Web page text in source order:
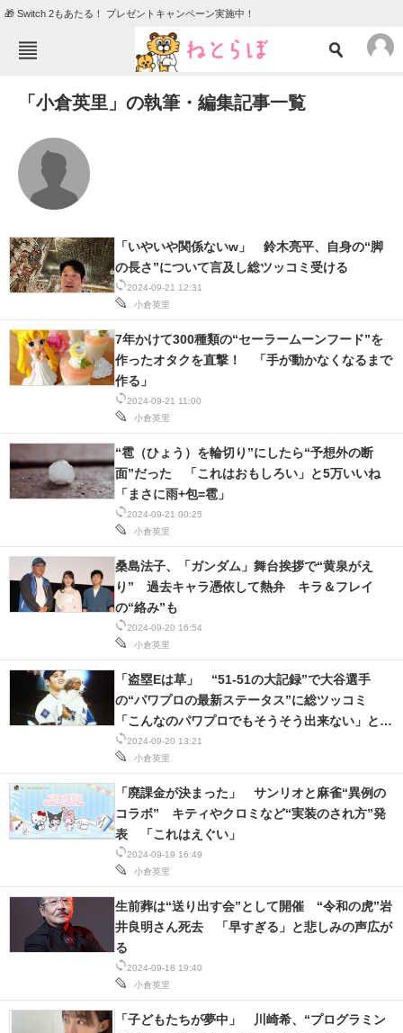
🎁 Switch 2もあたる！ プレゼントキャンペーン実施中！
TOP ニュース
エンタメ
グルメ
住まい
動物 リサーチ
会員記事
メディア
注目記事を集めた総合ページ
ITの今と未来を見通す
スマホと通信の最新トレンド
進化するPCとデバイスの未来
好きが集まる 比べて選べる
ビジネスと働き方のヒント
AI活用のいまが分かる
企業ITのトレンドを詳説
経営リーダーのコミュニティ
マーケ×ITの今がよく分かる
ITエンジニア向け専門サイト
企業向けIT製品の総合サイト
IT製品の技術・比較・事例
製造業のIT導入・活用を支援
モノづくり技術者専門サイト
エレクトロニクス専門サイト
電子設計の基本と応用
エネルギーの専門メディア
「小倉英里」の執筆・編集記事一覧
2024-09-21 12:31
小倉英里
「いやいや関係ないw」 鈴木亮平、自身の“脚
の長さ”について言及し総ツッコミ受ける
2024-09-21 11:00
小倉英里
7年かけて300種類の“セーラームーンフード”を
作ったオタクを直撃！ 「手が動かなくなるまで
作る」
2024-09-21 00:25
小倉英里
“雹（ひょう）を輪切り”にしたら“予想外の断
面”だった 「これはおもしろい」と5万いいね
「まさに雨+包=雹」
2024-09-20 16:54
小倉英里
桑島法子、「ガンダム」舞台挨拶で“黄泉がえ
り” 過去キャラ憑依して熱弁 キラ＆フレイ
の“絡み”も
2024-09-20 13:21
小倉英里
「盗塁Eは草」 “51-51の大記録”で大谷選手
の“パワプロの最新ステータス”に総ツッコミ
「こんなのパワプロでもそうそう出来ない」と公
式もびっくり
2024-09-19 16:49
小倉英里
「廃課金が決まった」 サンリオと麻雀“異例の
コラボ” キティやクロミなど“実装のされ方”発
表 「これはえぐい」
2024-09-18 19:40
小倉英里
生前葬は“送り出す会”として開催 “令和の虎”岩
井良明さん死去 「早すぎる」と悲しみの声広が
る
「子どもたちが夢中」 川崎希、“プログラミン